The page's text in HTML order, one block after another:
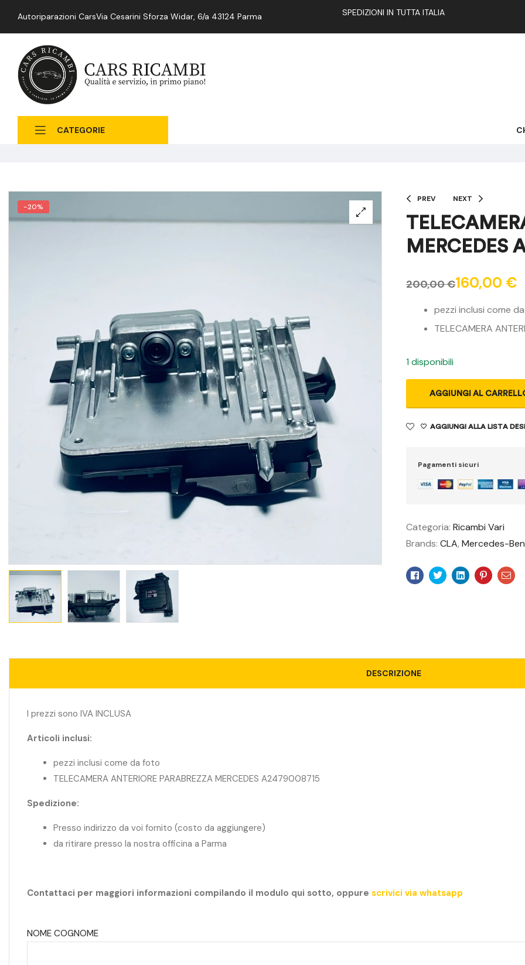
Autoriparazioni CarsVia Cesarini Sforza Widar, 6/a 43124 Parma SPEDIZIONI IN TUTTA ITALIA
CATEGORIE
-20%
PREV NEXT
MERCEDES
200,00€160,00 €
pezzi inclusi come
TELECAMERA
1 disponibili
AGGIUNGI AL
AGGIUNGI ALLA LISTA
Pagamenti sicuri
Categoria:Ricambi Vari
Brands:CLA,Mercedes-
Facebook
TwitterLinkedinPinterest
DESCRIZIONE
I prezzi sono IVA INCLUSA
Articoli inclusi:
pezzi inclusi come da foto
TELECAMERA ANTERIORE PARABREZZA MERCEDES A2479008715
Spedizione:
Presso indirizzo da voi fornito (costo da aggiungere)
da ritirare presso la nostra officina a Parma
Contattaci per maggiori informazioni compilando il modulo qui sotto, oppure scrivici via whatsapp
NOME COGNOME